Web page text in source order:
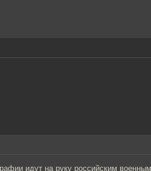
идут на руку российским